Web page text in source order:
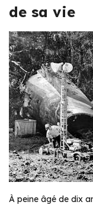
de sa vie
À peine âgé de dix